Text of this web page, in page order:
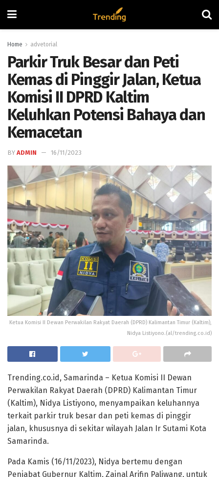
Home advetorial
Parkir Truk Besar dan Peti
Kemas di Pinggir Jalan, Ketua
Komisi II DPRD Kaltim
Keluhkan Potensi Bahaya dan
Kemacetan
BY ADMIN 16/11/2023
Ketua Komisi II Dewan Perwakilan Rakyat Daerah (DPRD) Kalimantan Timur (Kaltim),
Nidya Listiyono.(al/trending.co.id)
Trending.co.id, Samarinda – Ketua Komisi II Dewan
Perwakilan Rakyat Daerah (DPRD) Kalimantan Timur
(Kaltim), Nidya Listiyono, menyampaikan keluhannya
terkait parkir truk besar dan peti kemas di pinggir
jalan, khususnya di sekitar wilayah Jalan Ir Sutami Kota
Samarinda.
Pada Kamis (16/11/2023), Nidya bertemu dengan
Penjabat Gubernur Kaltim, Zainal Arifin Paliwang, untuk